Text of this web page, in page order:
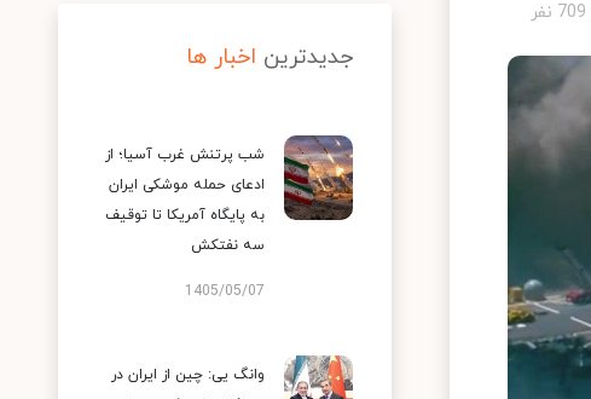
جدیدترین اخبار ها
شب پرتنش غرب آسیا؛ از
ادعای حمله موشکی ایران
به پایگاه آمریکا تا توقیف
سه نفتکش
1405/05/07
وانگ یی: چین از ایران در